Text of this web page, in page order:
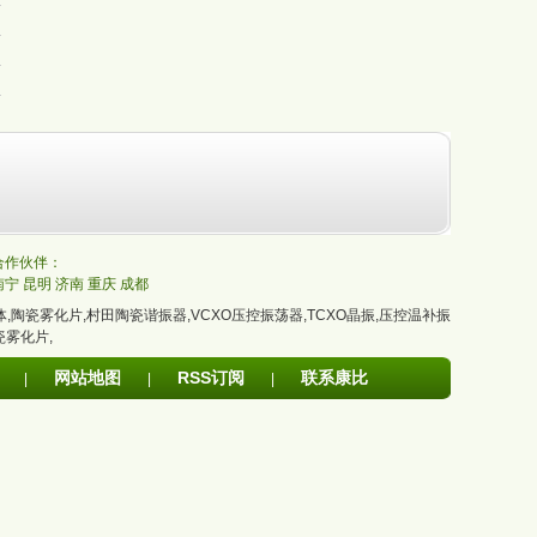
伙伴：
宁 昆明 济南 重庆 成都
,陶瓷雾化片,村田陶瓷谐振器,VCXO压控振荡器,TCXO晶振,压控温补振
雾化片,
网站地图 RSS订阅 联系康比